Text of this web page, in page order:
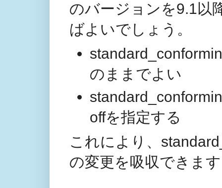
のバージョンを9.1以
ばよいでしょう。
のままでよい
offを指定する
これにより、
の変更を吸収できま